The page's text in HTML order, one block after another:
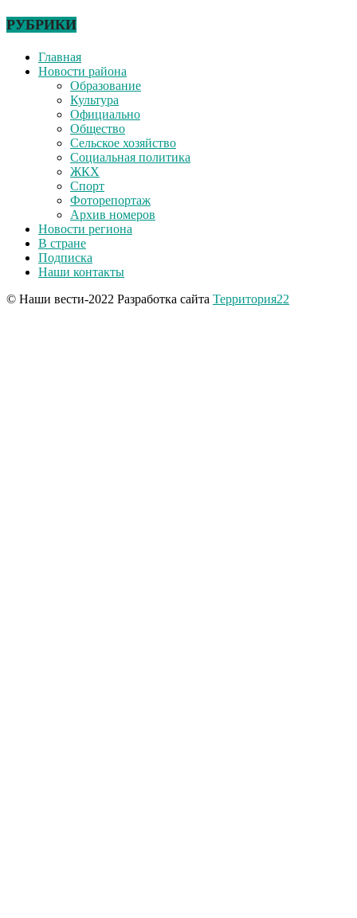
РУБРИКИ
Главная
Новости района
Образование
Культура
Официально
Общество
Сельское хозяйство
Социальная политика
ЖКХ
Спорт
Фоторепортаж
Архив номеров
Новости региона
В стране
Подписка
Наши контакты
© Наши вести-2022 Разработка сайта Территория22